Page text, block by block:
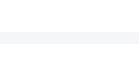
tratarmos com